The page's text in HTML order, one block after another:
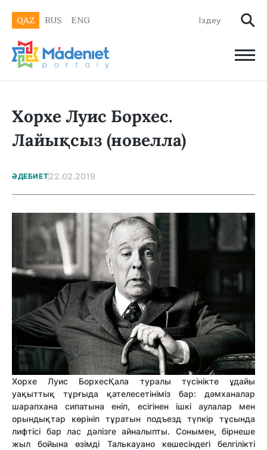
QAZ RUS ENG
Хорхе Луис Борхес.
Лайықсыз (новелла)
ӘДЕБИЕТ22.02.2019
Хорхе Луис БорхесҚала туралы түсінікте ұдайы
уақыттық тұрғыда қателесетініміз бар: дәмханалар
шарапхана сипатына еніп, есігінен ішкі аулалар мен
орындықтар көрініп тұратын подъезд түпкір тұсында
лифтісі бар лас дәлізге айналыпты. Сонымен, бірнеше
жыл бойына өзімді Талькауано көшесіндегі белгілікті